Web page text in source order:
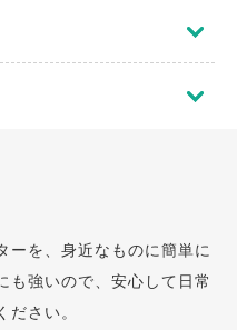
ーを、身近なものに簡単に
も強いので、安心して日常
ださい。